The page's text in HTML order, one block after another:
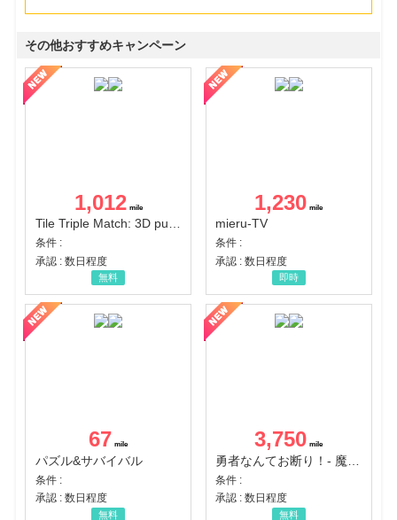
その他おすすめキャンペーン
1,012
Tile Triple Match: 3D puzzle
条件 :
承認 : 数日程度
無料
1,230
mieru-TV
条件 :
承認 : 数日程度
即時
67
パズル&サバイバル
条件 :
承認 : 数日程度
無料
3,750
条件 :
承認 : 数日程度
無料